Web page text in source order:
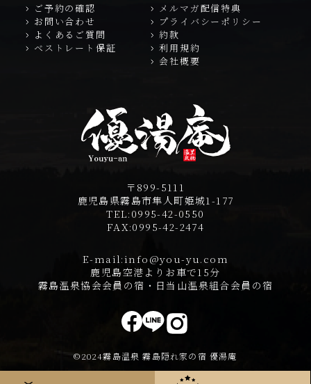
ご予約の確認
メルマガ配信特典
お問い合わせ
プライバシーポリシー
よくあるご質問
約款
ベストレート保証
利用規約
会社概要
〒899-5111
鹿児島県霧島市隼人町姫城1-177
TEL: 0995-42-0550
FAX:0995-42-2474
E-mail:info@you-yu.com
鹿児島空港よりお車で15分
霧島温泉協会会員の宿・日当山温泉組合会員の宿
©2024霧島温泉 霧島隠れ家の宿 優湯庵